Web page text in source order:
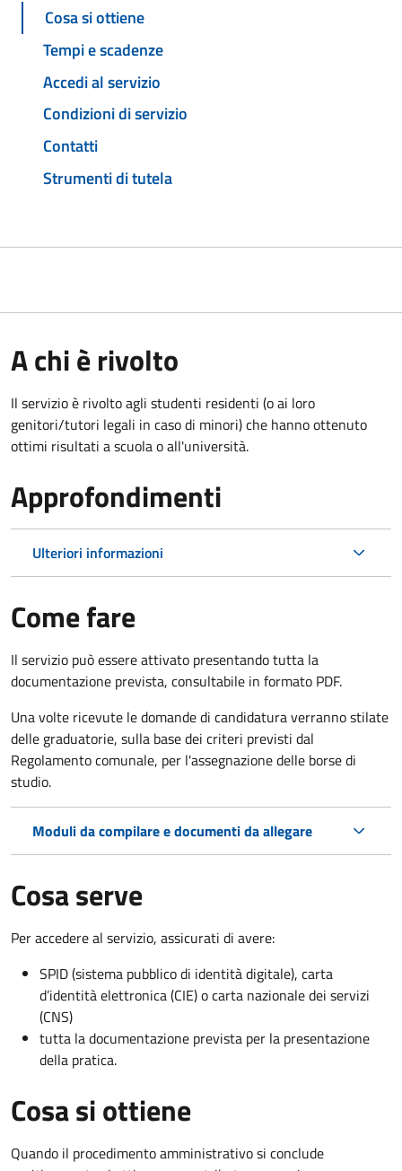
Cosa si ottiene
Tempi e scadenze
Accedi al servizio
Condizioni di servizio
Contatti
Strumenti di tutela
A chi è rivolto
Il servizio è rivolto agli studenti residenti (o ai loro
genitori/tutori legali in caso di minori) che hanno ottenuto
ottimi risultati a scuola o all'università.
Approfondimenti
Ulteriori informazioni
Come fare
Il servizio può essere attivato presentando tutta la
documentazione prevista, consultabile in formato PDF.
Una volte ricevute le domande di candidatura verranno stilate
delle graduatorie, sulla base dei criteri previsti dal
Regolamento comunale, per l'assegnazione delle borse di
studio.
Moduli da compilare e documenti da allegare
Cosa serve
Per accedere al servizio, assicurati di avere:
SPID (sistema pubblico di identità digitale), carta
d’identità elettronica (CIE) o carta nazionale dei servizi
(CNS)
tutta la documentazione prevista per la presentazione
della pratica.
Cosa si ottiene
Quando il procedimento amministrativo si conclude